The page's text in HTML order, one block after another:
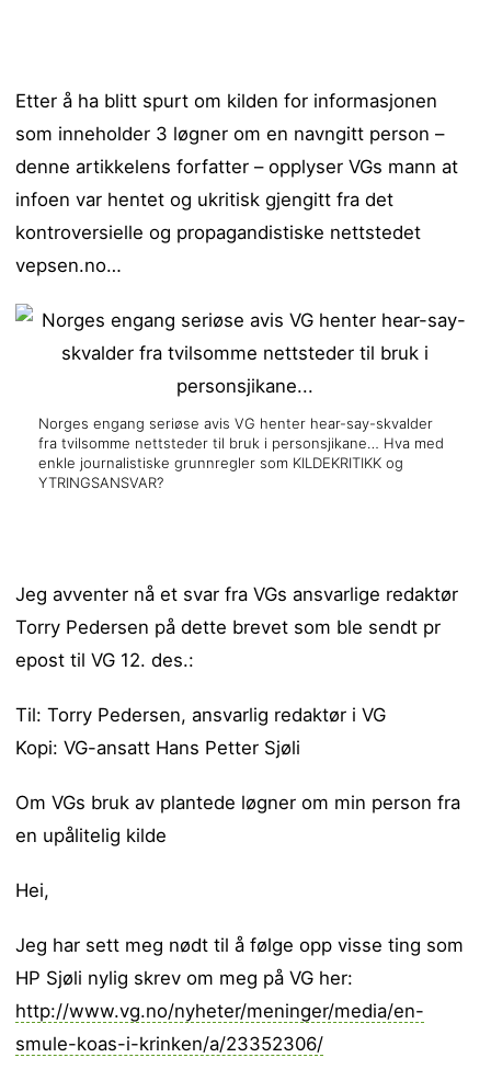
Etter å ha blitt spurt om kilden for informasjonen
som inneholder 3 løgner om en navngitt person –
denne artikkelens forfatter – opplyser VGs mann at
infoen var hentet og ukritisk gjengitt fra det
kontroversielle og propagandistiske nettstedet
vepsen.no…
Norges engang seriøse avis VG henter hear-say-skvalder
fra tvilsomme nettsteder til bruk i personsjikane… Hva med
enkle journalistiske grunnregler som KILDEKRITIKK og
YTRINGSANSVAR?
Jeg avventer nå et svar fra VGs ansvarlige redaktør
Torry Pedersen på dette brevet som ble sendt pr
epost til VG 12. des.:
Til: Torry Pedersen, ansvarlig redaktør i VG
Kopi: VG-ansatt Hans Petter Sjøli
Om VGs bruk av plantede løgner om min person fra
en upålitelig kilde
Hei,
Jeg har sett meg nødt til å følge opp visse ting som
HP Sjøli nylig skrev om meg på VG her:
http://www.vg.no/nyheter/meninger/media/en-
smule-koas-i-krinken/a/23352306/